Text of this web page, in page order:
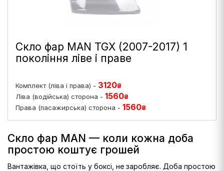
Скло фар MAN TGX (2007-2017) 1
покоління ліве і праве
Комплект (ліва і права) - 3120₴
Ліва (водійська) сторона - 1560₴
Права (пасажирська) сторона - 1560₴
Скло фар MAN — коли кожна доба
простою коштує грошей
Вантажівка, що стоїть у боксі, не заробляє. Доба простою